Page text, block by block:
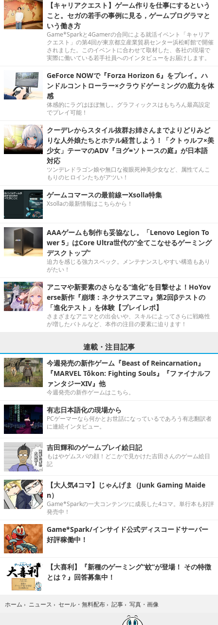
【キャリアクエスト】ゲーム作りを仕事にするという
こと。セガの若手の事例に見る，ゲームプログラマと
いう働き方
Game*Sparkと4Gamerの合同による就活イベント「キャリア
クエスト」の第4回が東京都立産業貿易センター浜松町館で開催
されました。このイベントに合わせて取材した、各社の現場で
実際に働いている若手社員へのインタビューをお届けします。
GeForce NOWで『Forza Horizon 6』をプレイ。ハ
ンドルコントローラー×クラウドゲーミングの底力を体
感
体感的にラグはほぼ無し。グラフィックスはもちろん最高設定
でプレイ可能！
クーデレからスタイル抜群お姉さんまでよりどりみど
りな人外娘たちとホテル経営しよう！「クトゥルフ×美
少女」テーマのADV『ヨグ=ソトースの庭』が日本語
対応
ツンデレドラゴン娘や無口な複眼死神美少女など、属性てんこ
もりのヒロインたちがアツい！
ゲームコマースの最前線ーXsolla特集
Xsollaの最新情報はこちらから！
AAAゲームも制作も妥協なし。「Lenovo Legion To
wer 5」はCore Ultra世代の“全てこなせるゲーミング
デスクトップ”
迫力を感じる強力スペック。メンテナンスしやすい構造もあり
がたい！
アニマや新要素のさらなる“進化”を目撃せよ！HoYov
erse新作『崩壊：ネクサスアニマ』第2回βテストの
「進化テスト」を体験【プレイレポ】
さまざまなアニマとの出会いや、スキルによってさらに戦略性
が増したバトルなど、本作の注目の要素に迫ります！
連載・注目記事
今週発売の新作ゲーム『Beast of Reincarnation』
『MARVEL Tōkon: Fighting Souls』『ファイナルフ
ァンタジーXIV』他
今週発売の新作ゲームはこちら。
有志日本語化の現場から
PCゲーマーなら何かとお世話になっているであろう有志翻訳者
に連続インタビュー。
吉田輝和のゲームプレイ絵日記
もはやゲムスパの顔！どこかで見かけた吉田さんのゲーム絵日
記
【大人気4コマ】じゃんげま（Junk Gaming Maide
n）
Game*Sparkの一大コンテンツに成長した4コマ。単行本も好評
発売中！
Game*Spark/インサイド公式ディスコードサーバー
好評稼働中！
【大喜利】『新種のゲーミング“蚊”が登場！ その特徴
とは？』回答募集中！
ホーム › ニュース › セール・無料配布 › 記事 › 写真・画像